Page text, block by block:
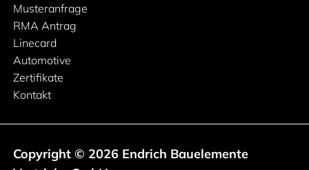
Musteranfrage
RMA Antrag
Linecard
Automotive
Zertifikate
Kontakt
Copyright © 2026 Endrich Bauelemente